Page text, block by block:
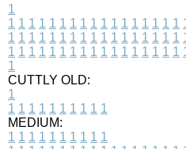
1
1 1 1 1 1 1 1 1 1 1 1 1 1 1 1 1 1
1 1 1 1 1 1 1 1 1 1 1 1 1 1 1 1 1
1 1 1 1 1 1 1 1 1 1 1 1 1 1 1 1 1
1
CUTTLY OLD:
1
1 1 1 1 1 1 1 1 1 1
MEDIUM:
1 1 1 1 1 1 1 1 1 1